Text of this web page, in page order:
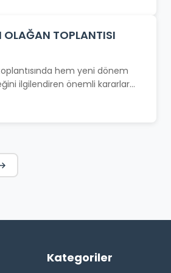
OLAĞAN TOPLANTISI
hem yeni dönem
ilgilendiren önemli kararlar...
Kategoriler